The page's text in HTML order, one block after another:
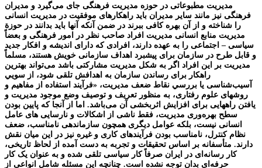
مدیریت مطبوعاتی در حوزه مدیریت فرهنگی جای می‌گیرد و مدیران
فرهنگی نیز مانند سایر مدیران باید راهکارهای موفقیت در مدیریت انسانی
را شناخته و از آن بهره کافی ببرند در ضمن آنکه آنها باید بدانند در حوزة
مدیریت منابع انسانی مدیریت افراد صاحب نظر در امور فرهنگی و بعضاً
سیاسی – اجتماعی را به عهده دارند، افرادی که دارای اندیشه و افکار جدید
و قابل طرح در سازمان برای پیشبرد اهداف سازمانی خویش هستند، مسلماً
مدیریت بر این افراد اگر به شکل مدیریت مشارکتی باشد می‌تواند بهترین
راهکار برای رساندن سازمان به اهدافش تلقی شود، از سويي
آسیب‌شناسی يا بررسي نقاط ضعف مديريت، «فرآیند استفاده از مفاهیم و
روشهای علوم رفتاری، به منظور تعریف و توصیف وضع موجود مديريت و
یافتن راههایی برای افزایش اثربخشی آن می‌باشد. اما از آنجا که پایین بودن
سطح بهره‌وری مديريت، فقط ناشی از اشکالات و نارسایی های عامل
انسانی نیست، بلکه عوامل دیگری همچون سازماندهی نامناسب، ضعف
نظام کنترل، نامناسب بودن فرآیندهای کاری و غیره نیز در این میان نقش
دارند. متأسفانه بر اساس تحقیقات و تجربه به دست آمده از لحاظ تاریخی،
کار رسانه‌ای در ایران صرفاً کار سیاسی تلقی شده و به عنوان یک کار
حرفه‌ای بدان توجه نشده است. چنانچه این مسئله شامل انواعی از